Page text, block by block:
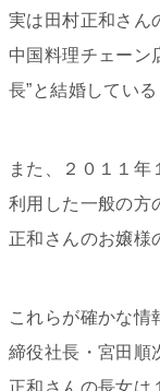
実は田村正和さん
中国料理チェーン
長”と結婚してい
また、２０１１年
利用した一般の方
正和さんのお嬢様
これらが確かな情
締役社長・宮田順
正和さんの長女は